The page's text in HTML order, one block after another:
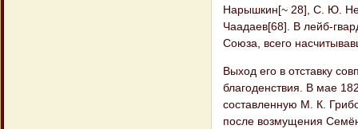
Нарышкин[~ 28], С. Ю.
Чаадаев[68]. В лейб-
Союза, всего
Выход его в отставку
благоденствия. В мае
составленную М. К.
после возмущения